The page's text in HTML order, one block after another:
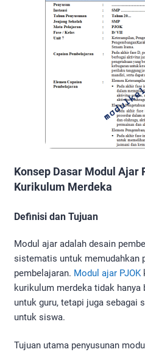
Konsep Dasar Modul Ajar
Kurikulum Merdeka
Definisi dan Tujuan
Modul ajar adalah desain
sistematis untuk memudahkan
pembelajaran. Modul ajar PJOK
kurikulum merdeka tidak hanya
untuk guru, tetapi juga sebagai
untuk siswa.
Tujuan utama penyusunan